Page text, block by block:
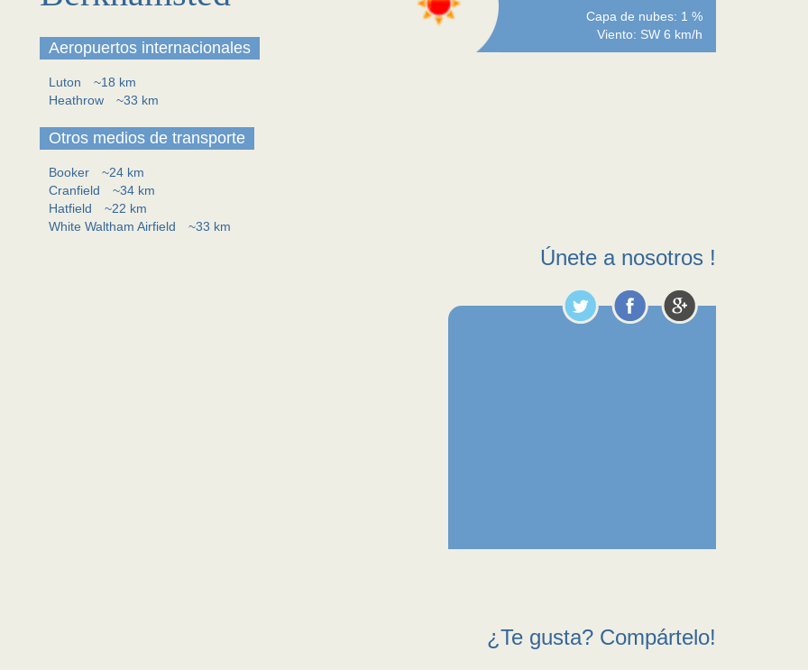
Aeropuertos internacionales
Luton
~18 km
Heathrow
~33 km
Otros medios de transporte
Booker
~24 km
Cranfield
~34 km
Hatfield
~22 km
White Waltham Airfield
~33 km
Capa de nubes: 1 %
Viento: SW 6 km/h
Únete a nosotros !
¿Te gusta? Compártelo!